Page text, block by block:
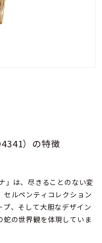
）の特徴
」は、尽きることのない変
ルペンティコレクション
、そして大胆なデザイン
の世界観を体現していま